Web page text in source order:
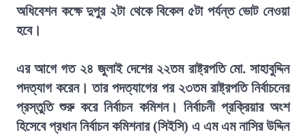
অধিবেশন কক্ষে দুপুর ২টা থেকে বিকেল ৫টা পর্যন্ত ভোট নেওয়া
হবে।
এর আগে গত ২৪ জুলাই দেশের ২২তম রাষ্ট্রপতি মো. সাহাবুদ্দিন
পদত্যাগ করেন। তার পদত্যাগের পর ২৩তম রাষ্ট্রপতি নির্বাচনের
প্রস্তুতি শুরু করে নির্বাচন কমিশন। নির্বাচনী প্রক্রিয়ার অংশ
হিসেবে প্রধান নির্বাচন কমিশনার (সিইসি) এ এম এম নাসির উদ্দিন